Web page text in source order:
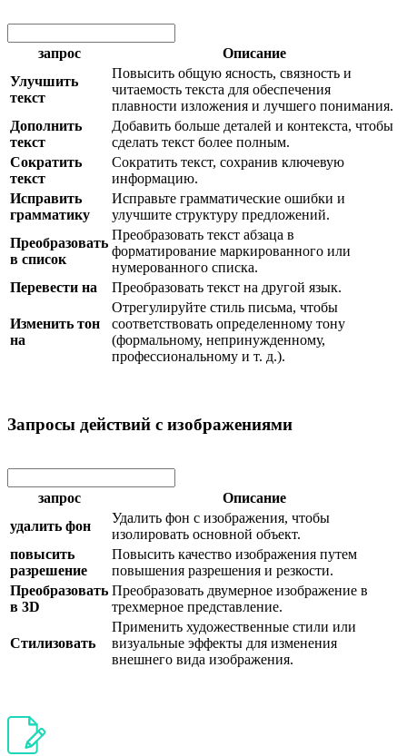
запрос
Описание
Улучшить
текст
Повысить общую ясность, связность и
читаемость текста для обеспечения
плавности изложения и лучшего понимания.
Дополнить
текст
Добавить больше деталей и контекста, чтобы
сделать текст более полным.
Сократить
текст
Сократить текст, сохранив ключевую
информацию.
Исправить
грамматику
Исправьте грамматические ошибки и
улучшите структуру предложений.
Преобразовать
в список
Преобразовать текст абзаца в
форматирование маркированного или
нумерованного списка.
Перевести на
Преобразовать текст на другой язык.
Изменить тон
на
Отрегулируйте стиль письма, чтобы
соответствовать определенному тону
(формальному, непринужденному,
профессиональному и т. д.).
Запросы действий с изображениями
запрос
Описание
удалить фон
Удалить фон с изображения, чтобы
изолировать основной объект.
повысить
разрешение
Повысить качество изображения путем
повышения разрешения и резкости.
Преобразовать
в 3D
Преобразовать двумерное изображение в
трехмерное представление.
Стилизовать
Применить художественные стили или
визуальные эффекты для изменения
внешнего вида изображения.